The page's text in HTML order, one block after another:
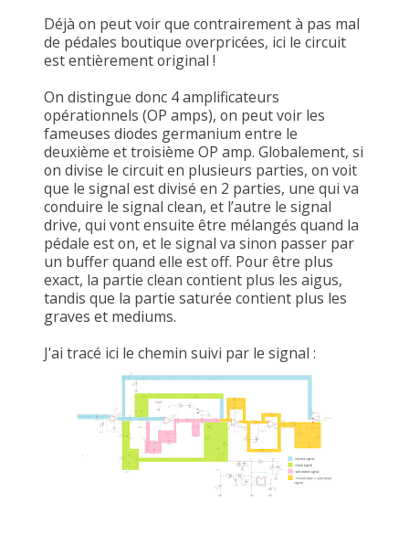
Déjà on peut voir que contrairement à pas mal
de pédales boutique overpricées, ici le circuit
est entièrement original !
On distingue donc 4 amplificateurs
opérationnels (OP amps), on peut voir les
fameuses diodes germanium entre le
deuxième et troisième OP amp. Globalement, si
on divise le circuit en plusieurs parties, on voit
que le signal est divisé en 2 parties, une qui va
conduire le signal clean, et l’autre le signal
drive, qui vont ensuite être mélangés quand la
pédale est on, et le signal va sinon passer par
un buffer quand elle est off. Pour être plus
exact, la partie clean contient plus les aigus,
tandis que la partie saturée contient plus les
graves et mediums.
J'ai tracé ici le chemin suivi par le signal :